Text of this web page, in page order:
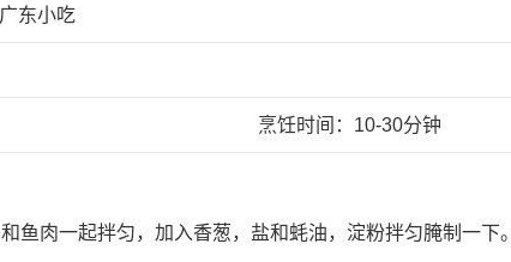
广东小吃
烹饪时间：10-30分钟
鱼肉一起拌匀，加入香葱，盐和蚝油，淀粉拌匀腌制一下。